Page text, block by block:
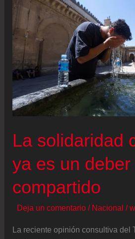
La solidaridad
ya es un deber
compartido
Deja un comentario / Nacional /
La reciente opinión consultiva del